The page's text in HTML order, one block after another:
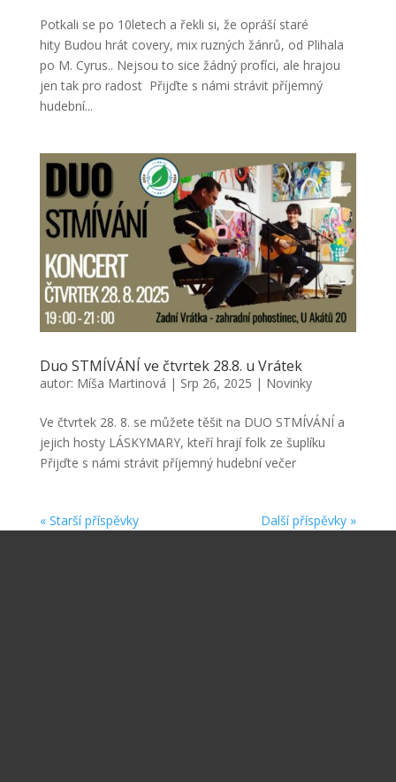
Potkali se po 10letech a řekli si, že opráší staré
hity Budou hrát covery, mix ruzných žánrů, od Plihala
po M. Cyrus.. Nejsou to sice žádný profíci, ale hrajou
jen tak pro radost Přijďte s námi strávit příjemný
hudební...
Duo STMÍVÁNÍ ve čtvrtek 28.8. u Vrátek
autor: Míša Martinová | Srp 26, 2025 | Novinky
Ve čtvrtek 28. 8. se můžete těšit na DUO STMÍVÁNÍ a
jejich hosty LÁSKYMARY, kteří hrají folk ze šuplíku
Přijďte s námi strávit příjemný hudební večer
« Starší příspěvky Další příspěvky »